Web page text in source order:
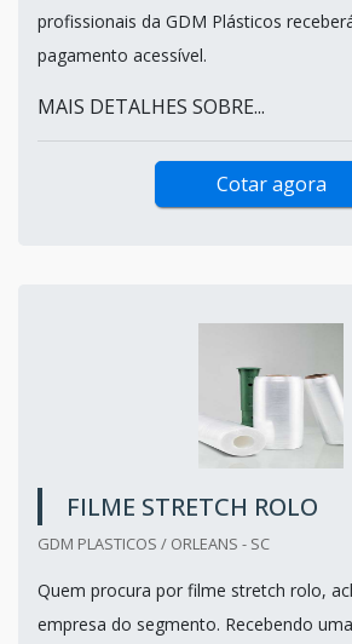
profissionais da GDM Plásticos
pagamento acessível.
MAIS DETALHES SOBRE...
Cotar agora
FILME STRETCH ROLO
GDM PLASTICOS / ORLEANS - SC
Quem procura por filme stretch rolo,
empresa do segmento. Recebendo